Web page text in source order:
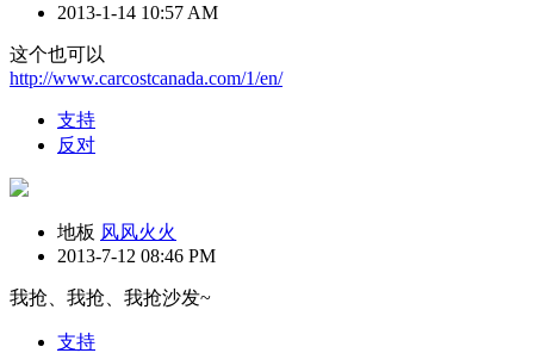
2013-1-14 10:57 AM
这个也可以
http://www.carcostcanada.com/1/en/
支持
反对
地板 风风火火
2013-7-12 08:46 PM
我抢、我抢、我抢沙发~
支持